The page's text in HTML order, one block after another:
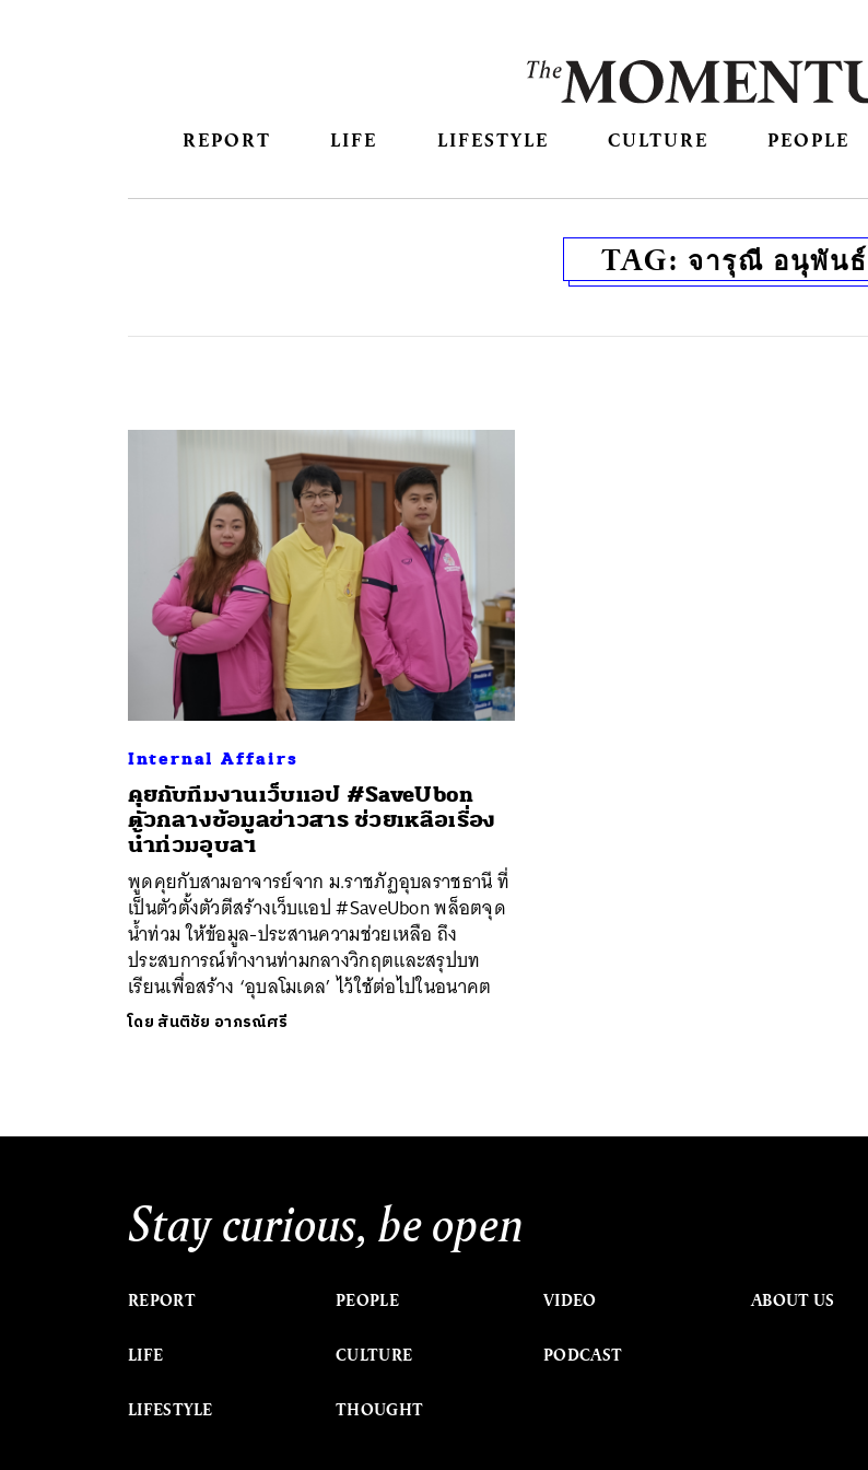
REPORT LIFE LIFESTYLE CULTURE PEOPLE
TAG: จารุณี อนุพันธ์
Internal Affairs
คุยกับทีมงานเว็บแอป #SaveUbon
ตัวกลางข้อมูลข่าวสาร ช่วยเหลือเรื่อง
น้ำท่วมอุบลฯ
พูดคุยกับสามอาจารย์จาก ม.ราชภัฏอุบลราชธานี ที่
เป็นตัวตั้งตัวตีสร้างเว็บแอป #SaveUbon พล็อตจุด
น้ำท่วม ให้ข้อมูล-ประสานความช่วยเหลือ ถึง
ประสบการณ์ทำงานท่ามกลางวิกฤตและสรุปบท
เรียนเพื่อสร้าง ‘อุบลโมเดล’ ไว้ใช้ต่อไปในอนาคต
โดย สันติชัย อาภรณ์ศรี
Stay curious, be open
REPORT
LIFE
LIFESTYLE
PEOPLE
CULTURE
THOUGHT
VIDEO
PODCAST
ABOUT US